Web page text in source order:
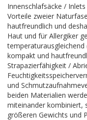
Innenschlafsäcke /
Vorteile zweier
hautfreundlich und
Haut und für Allergiker
temperaturausgleichend
kompakt und
Strapazierfähigkeit /
und
beiden Materialien
miteinander kombiniert,
größeren Gewichts und